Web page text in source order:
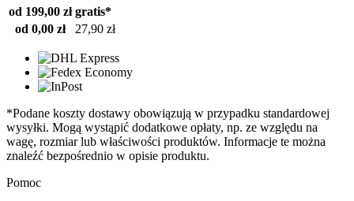
od 199,00 zł gratis*
od 0,00 zł
27,90 zł
*Podane koszty dostawy obowiązują w przypadku standardowej
wysyłki. Mogą wystąpić dodatkowe opłaty, np. ze względu na
wagę, rozmiar lub właściwości produktów. Informacje te można
znaleźć bezpośrednio w opisie produktu.
Pomoc